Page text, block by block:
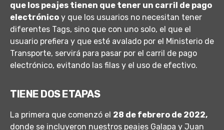
que los peajes tienen que tener un carril de pago
electrónico y que los usuarios no necesitan tener
diferentes Tags, sino que con uno solo, el que el
usuario prefiera y que esté avalado por el Ministerio de
Transporte, servirá para pasar por el carril de pago
electrónico, evitando las filas y el uso de efectivo.
TIENE DOS ETAPAS
La primera que comenzó el 28 de febrero de 2022,
donde se incluyeron nuestros peajes Galapa y Juan